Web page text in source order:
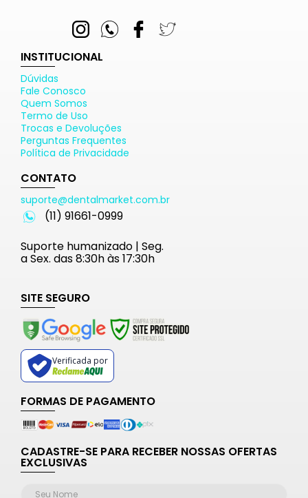
INSTITUCIONAL
Dúvidas
Fale Conosco
Quem Somos
Termo de Uso
Trocas e Devoluções
Perguntas Frequentes
Política de Privacidade
CONTATO
suporte@dentalmarket.com.br
(11) 91661-0999
Suporte humanizado | Seg.
a Sex. das 8:30h às 17:30h
SITE SEGURO
Verificada por
FORMAS DE PAGAMENTO
CADASTRE-SE PARA RECEBER NOSSAS OFERTAS
EXCLUSIVAS